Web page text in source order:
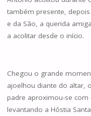
também presente,
e da São, a querida
a acolitar desde o início.
Chegou o grande
ajoelhou diante do altar,
padre aproximou-se com
levantando a Hóstia